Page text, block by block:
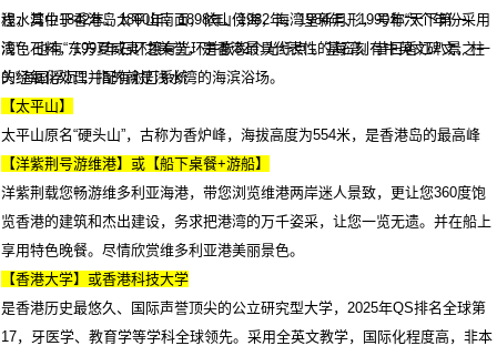
程，其中1842年、1860年、1898年、1982年、1984年、1990年六个年份采用
浅色石料，1997年石环镶有光环并嵌32个光纤点 。基石刻有中英文碑文，柱
头经氧化处理并配有射灯系统
浅水湾位于香港岛太平山南面，依山傍海，海湾呈新月形，号称“天下第一
湾”，也有“东方夏威夷”之美誉，是香港最具代表性的海湾。昔日香江八景之一
的“海国浮沉”，指的就是浅水湾的海滨浴场。
【太平山】
太平山原名“硬头山”，古称为香炉峰，海拔高度为554米，是香港岛的最高峰
【洋紫荆号游维港】或【船下桌餐+游船】
洋紫荆载您畅游维多利亚海港，带您浏览维港两岸迷人景致，更让您360度饱
览香港的建筑和杰出建设，务求把港湾的万千姿采，让您一览无遗。并在船上
享用特色晚餐。尽情欣赏维多利亚港美丽景色。
【香港大学】或香港科技大学
是香港历史最悠久、国际声誉顶尖的公立研究型大学，2025年QS排名全球第
17，牙医学、教育学等学科全球领先。采用全英文教学，国际化程度高，非本